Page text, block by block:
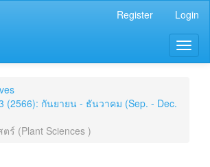
Register Login
(2566): กันยายน - ธันวาคม (Sep. - Dec.
ร์ (Plant Sciences )